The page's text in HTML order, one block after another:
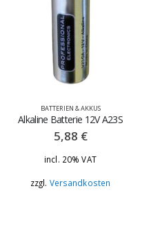
BATTERIEN & AKKUS
Alkaline Batterie 12V A23S
5,88 €
incl. 20% VAT
zzgl. Versandkosten